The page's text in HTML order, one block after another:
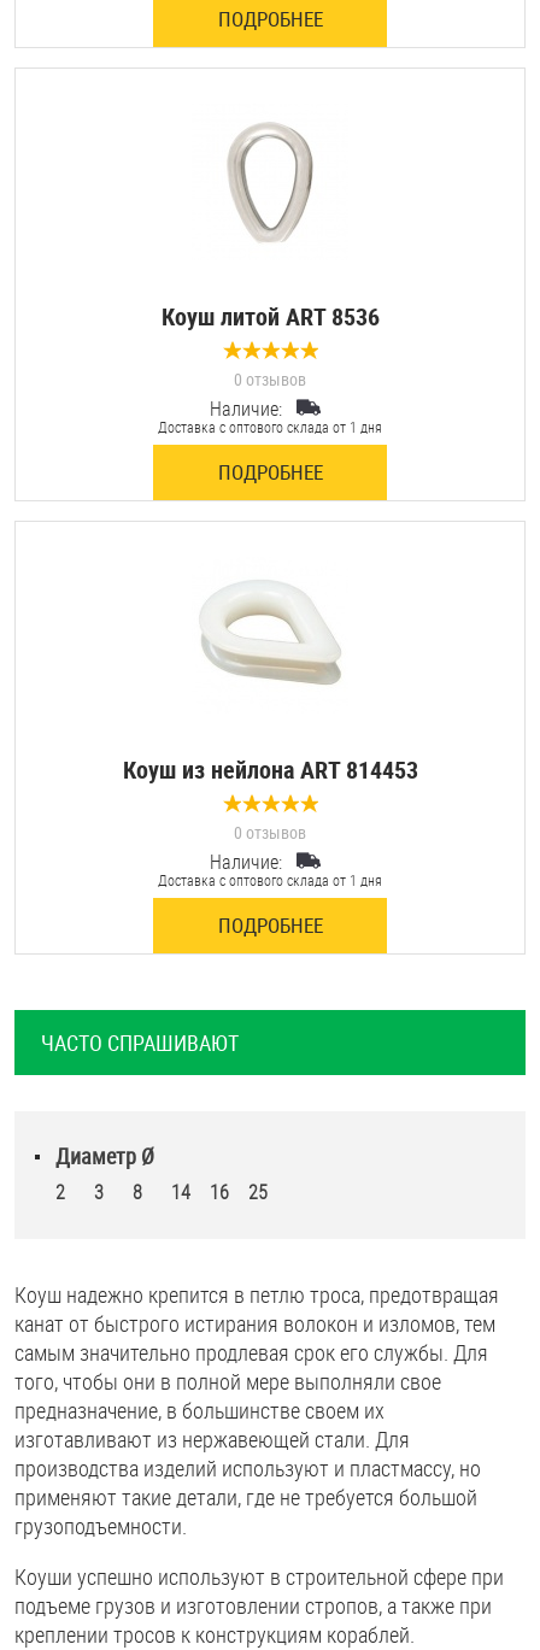
Оснастка и аксессуары для яхт
Саморезы и шурупы
Шпильки
Штифты и пальцы
ПОДРОБНЕЕ
Коуш литой ART 8536
0 отзывов
Наличие:
Доставка с оптового склада от 1 дня
ПОДРОБНЕЕ
Коуш из нейлона ART 814453
0 отзывов
Наличие:
Доставка с оптового склада от 1 дня
ПОДРОБНЕЕ
ЧАСТО СПРАШИВАЮТ
Диаметр Ø
2 3 8 14 16 25
Коуш надежно крепится в петлю троса, предотвращая
канат от быстрого истирания волокон и изломов, тем
самым значительно продлевая срок его службы. Для
того, чтобы они в полной мере выполняли свое
предназначение, в большинстве своем их
изготавливают из нержавеющей стали. Для
производства изделий используют и пластмассу, но
применяют такие детали, где не требуется большой
грузоподъемности.
Коуши успешно используют в строительной сфере при
подъеме грузов и изготовлении стропов, а также при
креплении тросов к конструкциям кораблей.